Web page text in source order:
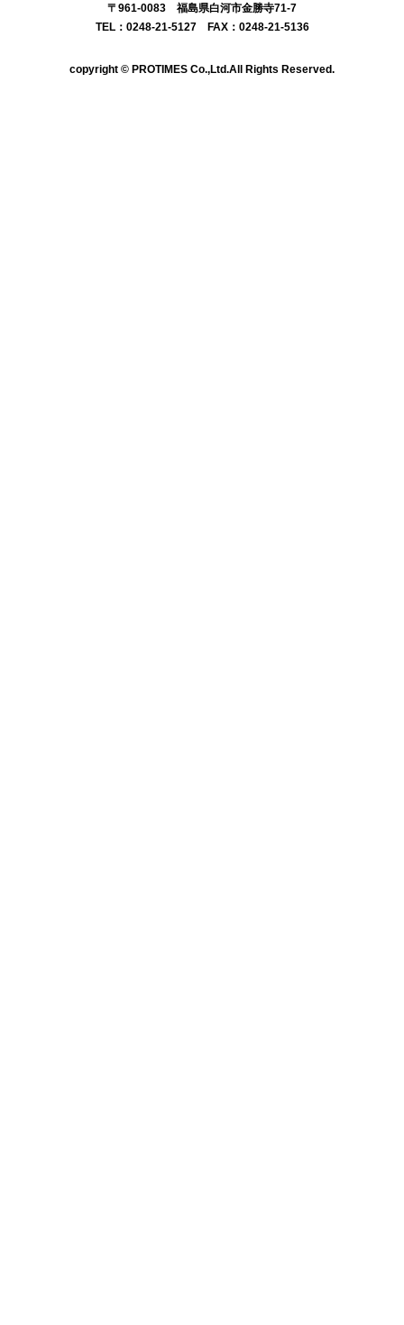
〒961-0083 福島県白河市金勝寺71-7
TEL：0248-21-5127 FAX：0248-21-5136
copyright © PROTIMES Co.,Ltd.All Rights Reserved.